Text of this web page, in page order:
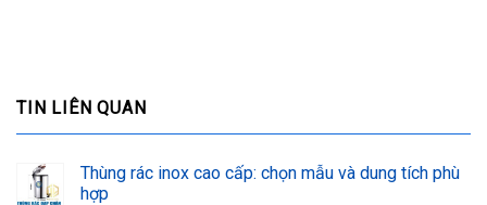
TIN LIÊN QUAN
Thùng rác inox cao cấp: chọn mẫu và dung tích phù
hợp